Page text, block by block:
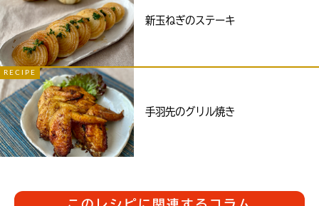
新玉ねぎのステーキ
RECIPE
手羽先のグリル焼き